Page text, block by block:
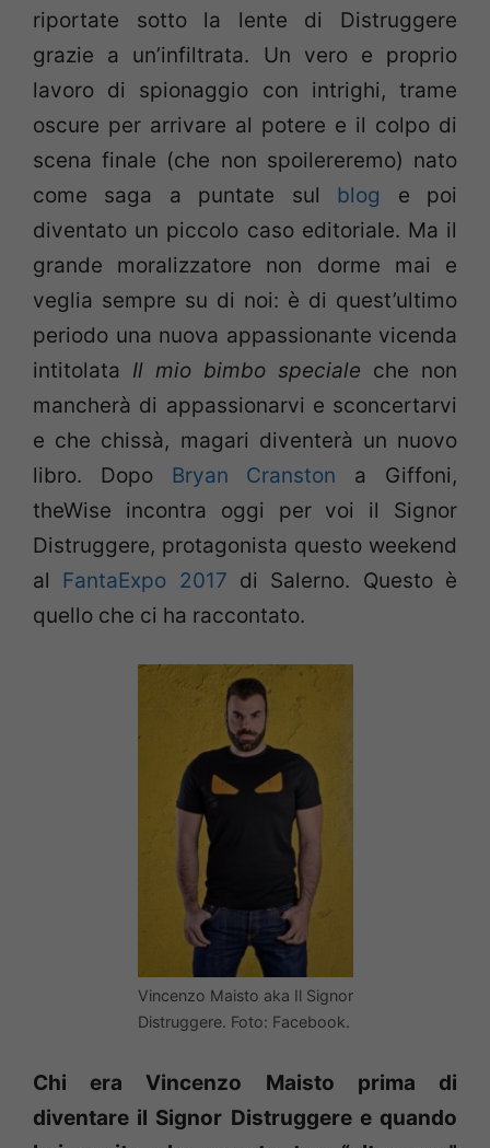
riportate sotto la lente di Distruggere
grazie a un’infiltrata. Un vero e proprio
lavoro di spionaggio con intrighi, trame
oscure per arrivare al potere e il colpo di
scena finale (che non spoilereremo) nato
come saga a puntate sul blog e poi
diventato un piccolo caso editoriale. Ma il
grande moralizzatore non dorme mai e
veglia sempre su di noi: è di quest’ultimo
periodo una nuova appassionante vicenda
intitolata Il mio bimbo speciale che non
mancherà di appassionarvi e sconcertarvi
e che chissà, magari diventerà un nuovo
libro. Dopo Bryan Cranston a Giffoni,
theWise incontra oggi per voi il Signor
Distruggere, protagonista questo weekend
al FantaExpo 2017 di Salerno. Questo è
quello che ci ha raccontato.
Vincenzo Maisto aka Il Signor
Distruggere. Foto: Facebook.
Chi era Vincenzo Maisto prima di
diventare il Signor Distruggere e quando